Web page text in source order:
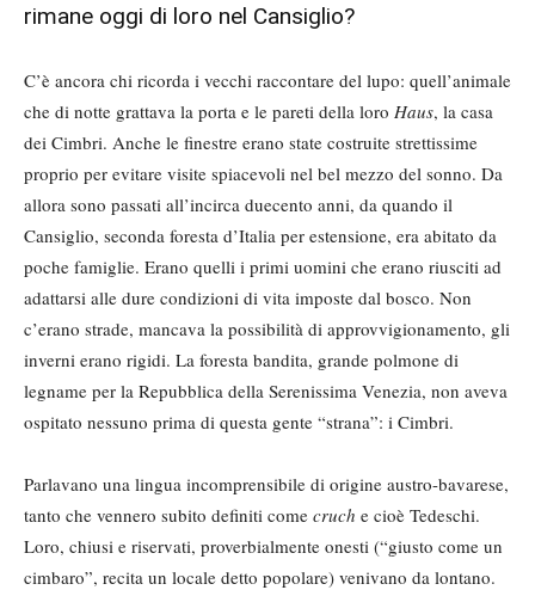
rimane oggi di loro nel Cansiglio?
C’è ancora chi ricorda i vecchi raccontare del lupo: quell’animale
che di notte grattava la porta e le pareti della loro Haus, la casa
dei Cimbri. Anche le finestre erano state costruite strettissime
proprio per evitare visite spiacevoli nel bel mezzo del sonno. Da
allora sono passati all’incirca duecento anni, da quando il
Cansiglio, seconda foresta d’Italia per estensione, era abitato da
poche famiglie. Erano quelli i primi uomini che erano riusciti ad
adattarsi alle dure condizioni di vita imposte dal bosco. Non
c’erano strade, mancava la possibilità di approvvigionamento, gli
inverni erano rigidi. La foresta bandita, grande polmone di
legname per la Repubblica della Serenissima Venezia, non aveva
ospitato nessuno prima di questa gente “strana”: i Cimbri.
Parlavano una lingua incomprensibile di origine austro-bavarese,
tanto che vennero subito definiti come cruch e cioè Tedeschi.
Loro, chiusi e riservati, proverbialmente onesti (“giusto come un
cimbaro”, recita un locale detto popolare) venivano da lontano.